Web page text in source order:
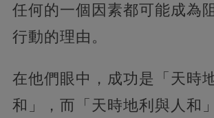
任何的一個因素都可能成為
行動的理由。
在他們眼中，成功是「天時
和」，而「天時地利與人和